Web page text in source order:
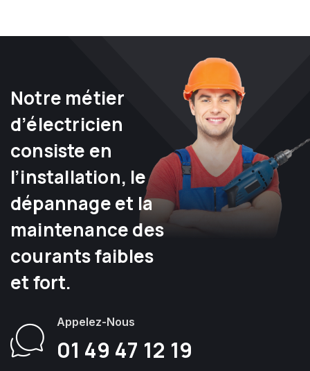
Notre métier
d’électricien
consiste en
l’installation, le
dépannage et la
maintenance des
courants faibles
et fort.
Appelez-Nous
01 49 47 12 19